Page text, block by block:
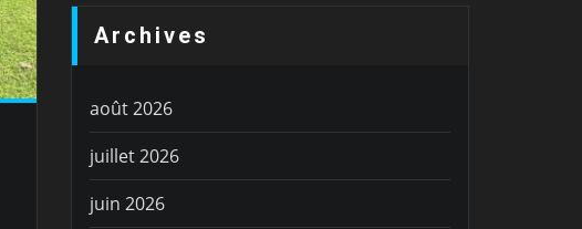
Archives
août 2026
juillet 2026
juin 2026